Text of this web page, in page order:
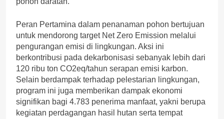
Peran Pertamina dalam penanaman pohon bertujuan
untuk mendorong target Net Zero Emission melalui
pengurangan emisi di lingkungan. Aksi ini
berkontribusi pada dekarbonisasi sebanyak lebih dari
120 ribu ton CO2eq/tahun serapan emisi karbon.
Selain berdampak terhadap pelestarian lingkungan,
program ini juga memberikan dampak ekonomi
signifikan bagi 4.783 penerima manfaat, yakni berupa
kegiatan perdagangan hasil hutan serta tempat